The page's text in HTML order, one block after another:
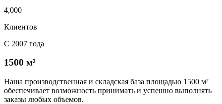
4,000
Клиентов
С 2007 года
1500 м²
Наша производственная и складская база площадью 1500 м²
обеспечивает возможность принимать и успешно выполнять
заказы любых объемов.